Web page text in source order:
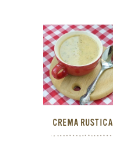
CREMA RUSTICA